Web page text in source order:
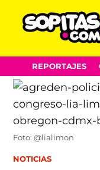
Skip
to
content
REPORTAJES
Foto: @lialimon
POSTED
NOTICIAS